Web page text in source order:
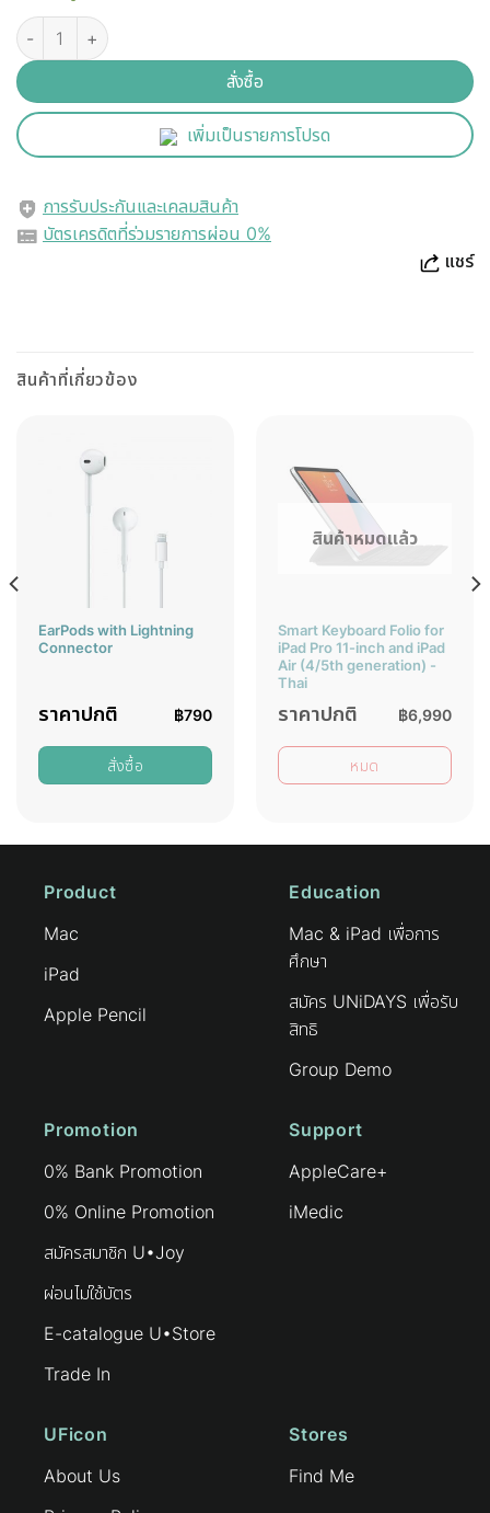
สั่งซื้อ
เพิ่มเป็นรายการโปรด
การรับประกันและเคลมสินค้า
บัตรเครดิตที่ร่วมรายการผ่อน 0%
แชร์
สินค้าที่เกี่ยวข้อง
EarPods with Lightning
Connector
ราคาปกติ ฿790
สั่งซื้อ
สินค้าหมดแล้ว
Smart Keyboard Folio for
iPad Pro 11-inch and iPad
Air (4/5th generation) -
Thai
ราคาปกติ ฿6,990
หมด
Product
Mac
iPad
Apple Pencil
Education
Mac & iPad เพื่อการ
ศึกษา
สมัคร UNiDAYS เพื่อรับ
สิทธิ
Group Demo
Promotion
0% Bank Promotion
0% Online Promotion
สมัครสมาชิก U•Joy
ผ่อนไม่ใช้บัตร
E-catalogue U•Store
Trade In
Support
AppleCare+
iMedic
UFicon
About Us
Stores
Find Me